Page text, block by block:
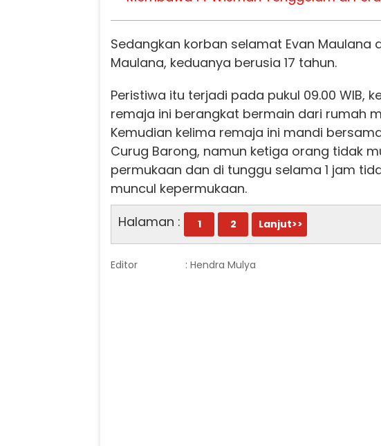
Sedangkan korban selamat Evan Maulana
Maulana, keduanya berusia 17 tahun.
Peristiwa itu terjadi pada pukul 09.00 WIB,
remaja ini berangkat bermain dari rumah
Kemudian kelima remaja ini mandi
Curug Barong, namun ketiga orang tidak
permukaan dan di tunggu selama 1 jam
muncul kepermukaan.
Halaman :
1 2 Lanjut>>
Editor : Hendra Mulya